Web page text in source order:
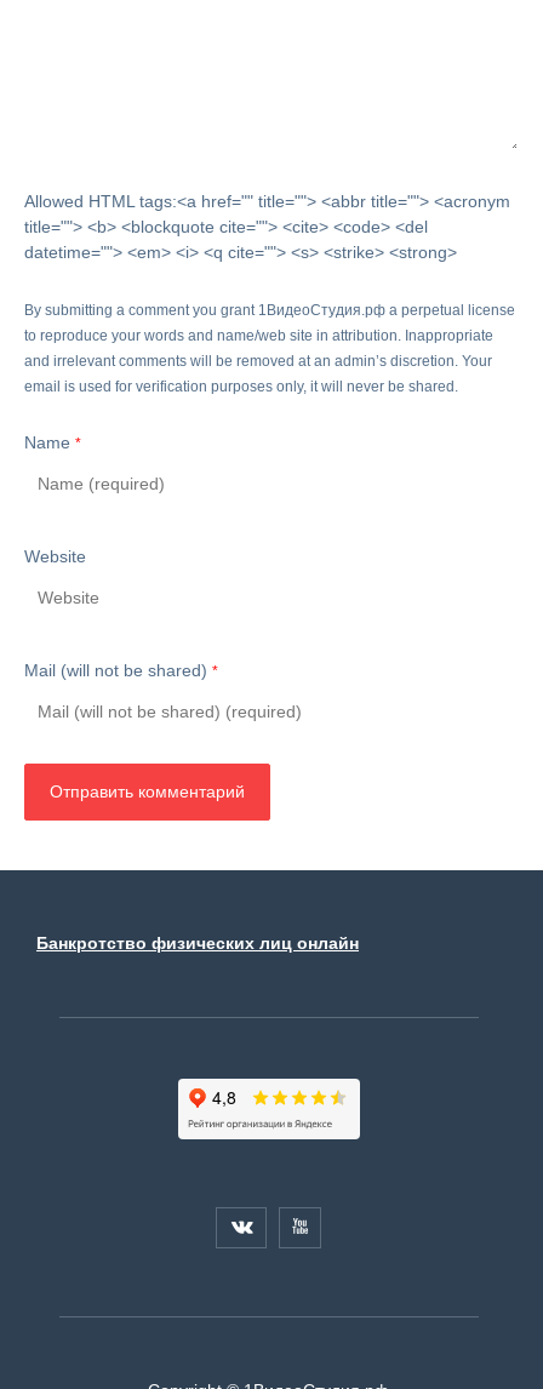
Allowed HTML tags:<a href="" title=""> <abbr title=""> <acronym
title=""> <b> <blockquote cite=""> <cite> <code> <del
datetime=""> <em> <i> <q cite=""> <s> <strike> <strong>
By submitting a comment you grant 1ВидеоСтудия.рф a perpetual license
to reproduce your words and name/web site in attribution. Inappropriate
and irrelevant comments will be removed at an admin’s discretion. Your
email is used for verification purposes only, it will never be shared.
Name *
Website
Mail (will not be shared) *
Банкротство физических лиц онлайн
 